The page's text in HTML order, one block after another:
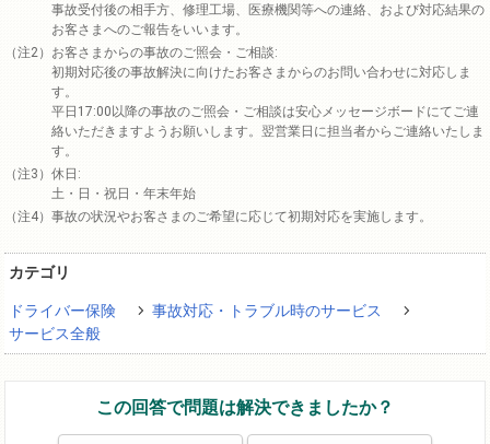
事故受付後の相手方、修理工場、医療機関等への連絡、および対応結果の
お客さまへのご報告をいいます。
お客さまからの事故のご照会・ご相談:
初期対応後の事故解決に向けたお客さまからのお問い合わせに対応しま
す。
平日17:00以降の事故のご照会・ご相談は安心メッセージボードにてご連
絡いただきますようお願いします。翌営業日に担当者からご連絡いたしま
す。
休日:
土・日・祝日・年末年始
事故の状況やお客さまのご希望に応じて初期対応を実施します。
カテゴリ
ドライバー保険
事故対応・トラブル時のサービス
サービス全般
この回答で問題は解決できましたか？